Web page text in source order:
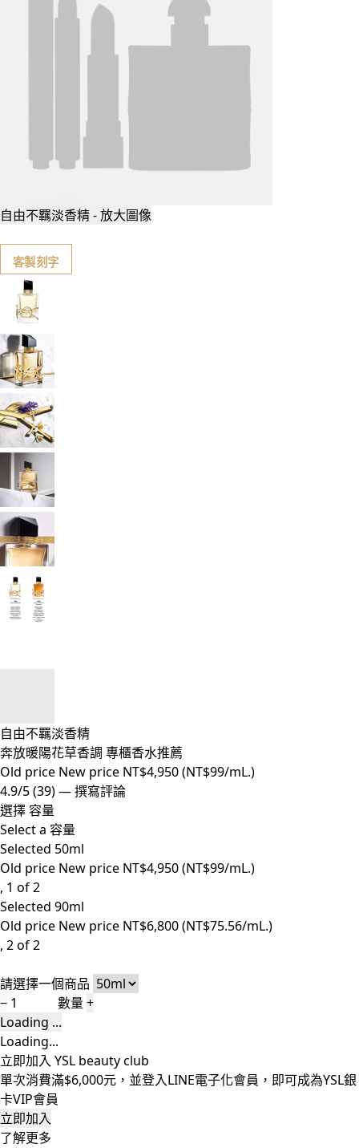
自由不羈淡香精 - 放大圖像
客製刻字
自由不羈淡香精
奔放暖陽花草香調 專櫃香水推薦
Old price New price NT$4,950(NT$99/mL.)
4.9/5(39)—撰寫評論
選擇 容量
Select a 容量
Selected 50ml
Old price New price NT$4,950(NT$99/mL.)
, 1 of 2
Selected 90ml
Old price New price NT$6,800(NT$75.56/mL.)
, 2 of 2
請選擇一個商品
−
數量+
Loading ...
Loading...
立即加入 YSL beauty club
單次消費滿$6,000元，並登入LINE電子化會員，即可成為YSL銀
卡VIP會員
立即加入
了解更多